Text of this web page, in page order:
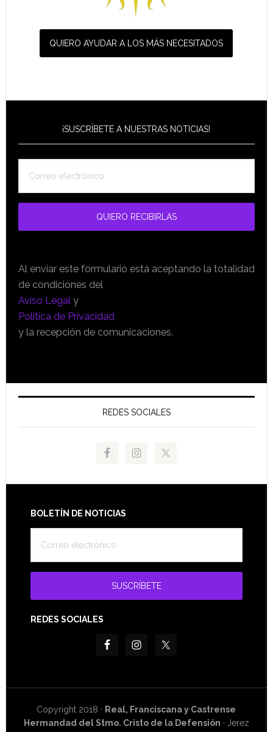
QUIERO AYUDAR A LOS MÁS NECESITADOS
¡SUSCRÍBETE A NUESTRAS NOTICIAS!
Al enviar este formulario está aceptando la totalidad
de condiciones del
Aviso Legal y
Política de Privacidad
y la recepción de comunicaciones.
REDES SOCIALES
Footer
BOLETÍN DE NOTICIAS
REDES SOCIALES
Copyright 2018 · Real, Franciscana y Castrense
Hermandad del Stmo. Cristo de la Defensión · Jerez